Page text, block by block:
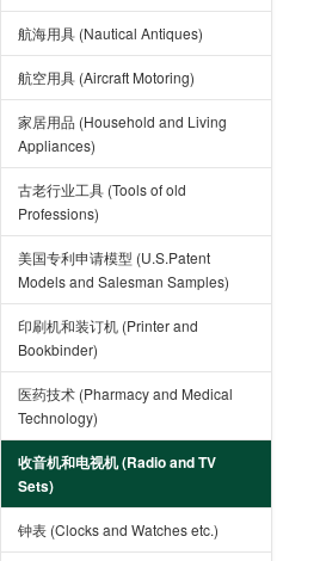
航海用具 (Nautical Antiques)
航空用具 (Aircraft Motoring)
家居用品 (Household and Living
Appliances)
古老行业工具 (Tools of old
Professions)
美国专利申请模型 (U.S.Patent
Models and Salesman Samples)
印刷机和装订机 (Printer and
Bookbinder)
医药技术 (Pharmacy and Medical
Technology)
收音机和电视机 (Radio and TV
Sets)
钟表 (Clocks and Watches etc.)